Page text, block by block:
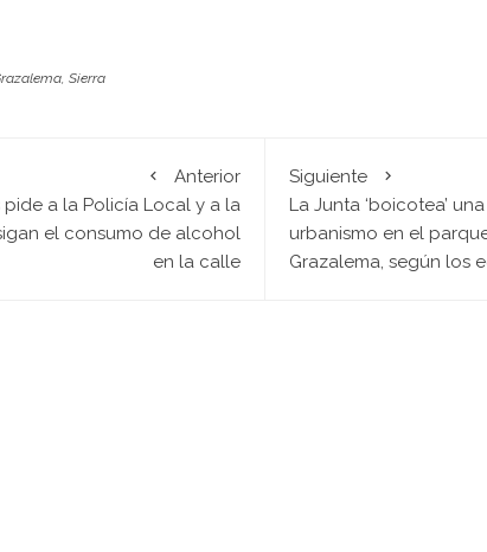
, Sierra
Anterior
a la Policía Local y a la
el consumo de alcohol
en la calle
Siguiente
La Junta ‘boicotea’
urbanismo en el
Grazalema, según los